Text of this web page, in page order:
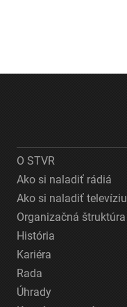
O STVR
Ako si naladiť rádiá
Ako si naladiť televíziu
Organizačná štruktúra
História
Kariéra
Rada
Úhrady